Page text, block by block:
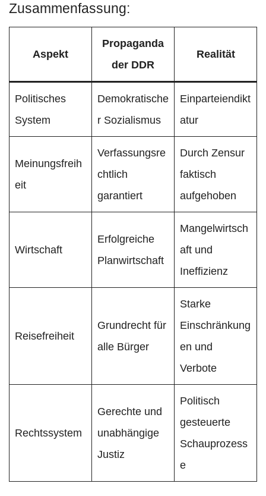
Zusammenfassung:
Aspekt
Propaganda
der DDR
Realität
Politisches
System
Demokratische
r Sozialismus
Einparteiendikt
atur
Meinungsfreih
eit
Verfassungsre
chtlich
garantiert
Durch Zensur
faktisch
aufgehoben
Wirtschaft
Erfolgreiche
Planwirtschaft
Mangelwirtsch
aft und
Ineffizienz
Reisefreiheit
Grundrecht für
alle Bürger
Starke
Einschränkung
en und
Verbote
Rechtssystem
Gerechte und
unabhängige
Justiz
Politisch
gesteuerte
Schauprozess
e